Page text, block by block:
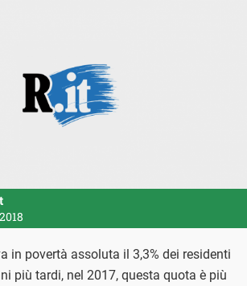
in povertà assoluta il 3,3% dei residenti
più tardi, nel 2017, questa quota è più